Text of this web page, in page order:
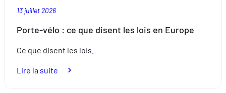
13 juillet 2026
Porte-vélo : ce que disent les lois en Europe
Ce que disent les lois.
Lire la suite